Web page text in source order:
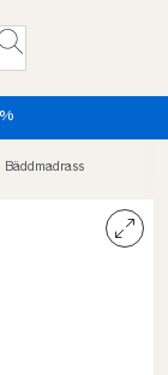
Bäddmadrass